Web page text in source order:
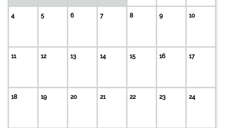
4 5 6 7 8 9 10
11 12 13 14 15 16 17
18 19 20 21 22 23 24